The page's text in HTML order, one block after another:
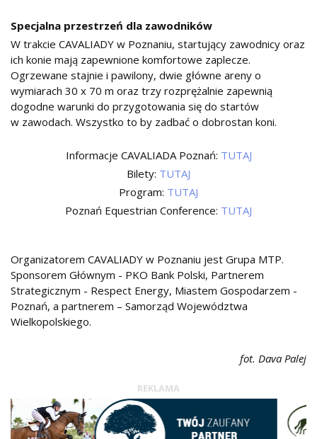
Specjalna przestrzeń dla zawodników
W trakcie CAVALIADY w Poznaniu, startujący zawodnicy oraz
ich konie mają zapewnione komfortowe zaplecze.
Ogrzewane stajnie i pawilony, dwie główne areny o
wymiarach 30 x 70 m oraz trzy rozprężalnie zapewnią
dogodne warunki do przygotowania się do startów
w zawodach. Wszystko to by zadbać o dobrostan koni.
Informacje CAVALIADA Poznań: TUTAJ
Bilety: TUTAJ
Program: TUTAJ
Poznań Equestrian Conference: TUTAJ
Organizatorem CAVALIADY w Poznaniu jest Grupa MTP.
Sponsorem Głównym - PKO Bank Polski, Partnerem
Strategicznym - Respect Energy, Miastem Gospodarzem -
Poznań, a partnerem – Samorząd Województwa
Wielkopolskiego.
fot. Dava Palej
REKLAMA